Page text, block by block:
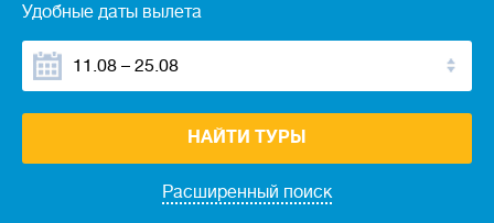
Удобные даты вылета
Расширенный поиск
НАЙТИ ТУРЫ